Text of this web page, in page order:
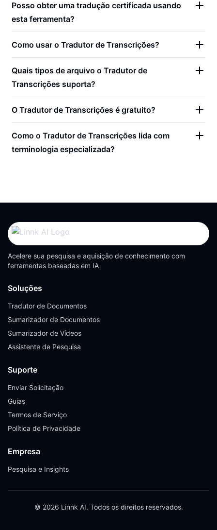
Posso obter uma tradução certificada usando
esta ferramenta?
Como usar o Tradutor de Transcrições?
Quais tipos de arquivo o Tradutor de
Transcrições suporta?
O Tradutor de Transcrições é gratuito?
Como o Tradutor de Transcrições lida com
terminologia especializada?
Acelere sua pesquisa e aquisição de conhecimento com
ferramentas baseadas em IA
Soluções
Tradutor de Documentos
Sumarizador de Documentos
Sumarizador de Vídeos
Assistente de Pesquisa
Suporte
Enviar Solicitação
Guias
Termos de Serviço
Política de Privacidade
Empresa
Pesquisa e Insights
© 2026 Linnk AI. Todos os direitos reservados.